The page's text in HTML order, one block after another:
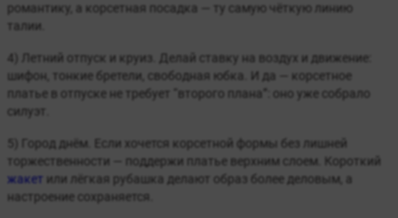
романтику, а корсетная посадка — ту самую чёткую линию
талии.
4) Летний отпуск и круиз. Делай ставку на воздух и движение:
шифон, тонкие бретели, свободная юбка. И да — корсетное
платье в отпуске не требует “второго плана”: оно уже собрало
силуэт.
5) Город днём. Если хочется корсетной формы без лишней
торжественности — поддержи платье верхним слоем. Короткий
жакет или лёгкая рубашка делают образ более деловым, а
настроение сохраняется.